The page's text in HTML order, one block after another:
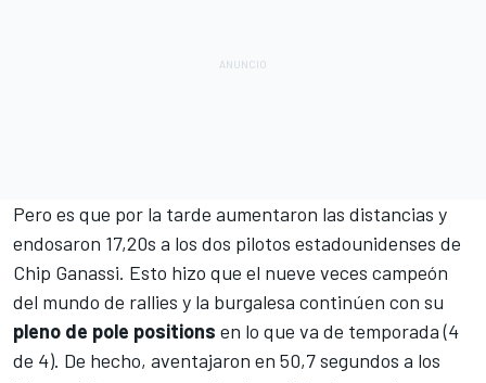
Pero es que por la tarde aumentaron las distancias y
endosaron 17,20s a los dos pilotos estadounidenses de
Chip Ganassi. Esto hizo que el nueve veces campeón
del mundo de rallies y la burgalesa continúen con su
pleno de pole positions en lo que va de temporada (4
de 4). De hecho, aventajaron en 50,7 segundos a los